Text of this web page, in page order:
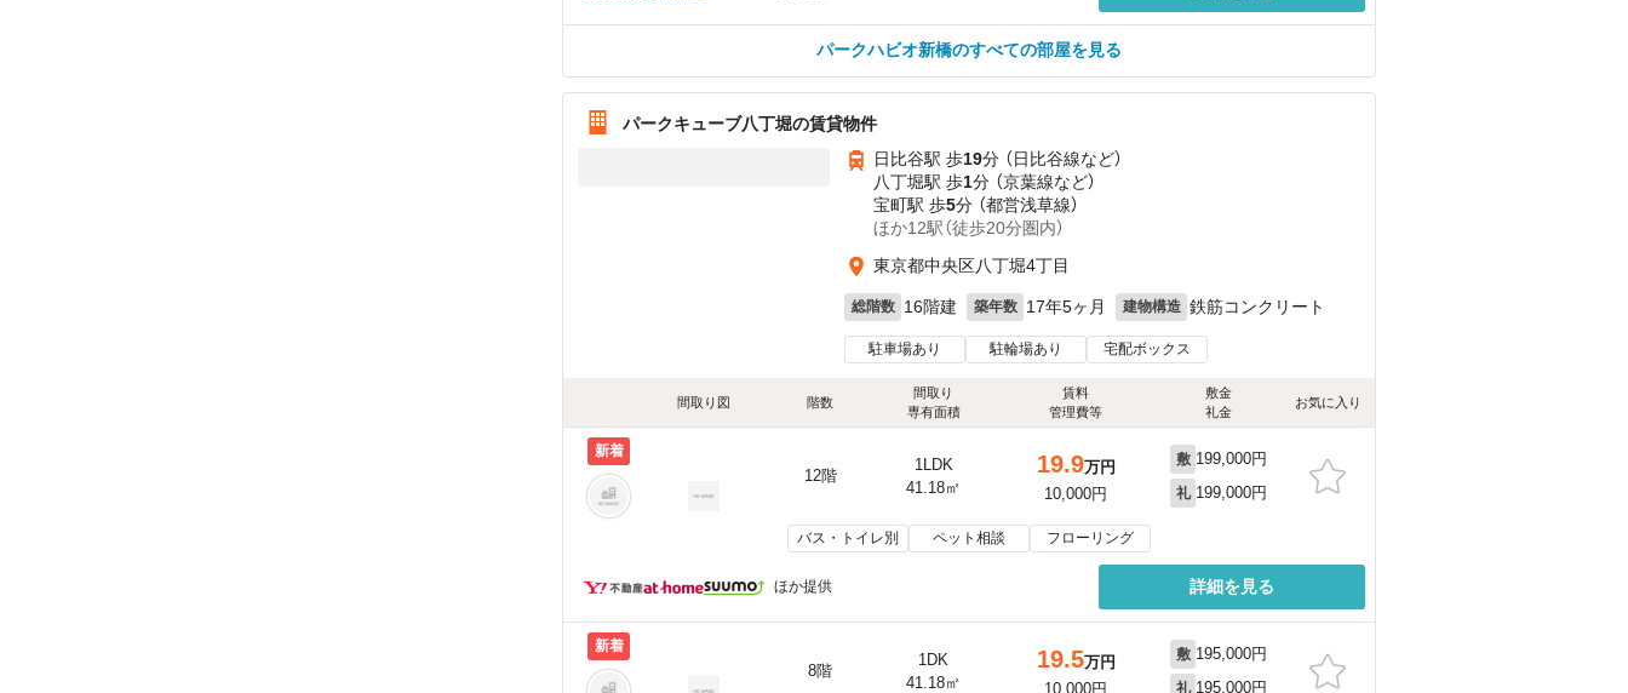
パークハビオ新橋のすべての部屋を見る
パークキューブ八丁堀の賃貸物件
日比谷駅 歩19分 （日比谷線など）
八丁堀駅 歩1分 （京葉線など）
宝町駅 歩5分 （都営浅草線）
ほか12駅（徒歩20分圏内）
東京都中央区八丁堀4丁目
総階数 16階建 築年数 17年5ヶ月 建物構造 鉄筋コンクリート
駐車場あり 駐輪場あり 宅配ボックス
間取り図 階数
間取り
専有面積
賃料
管理費等
敷金
礼金
お気に入り
新着
12階
1LDK
41.18㎡
19.9万円
10,000円
敷 199,000円
礼 199,000円
バス・トイレ別 ペット相談 フローリング
ほか提供 詳細を見る
新着
8階
1DK
41.18㎡
19.5万円
10,000円
敷 195,000円
礼 195,000円